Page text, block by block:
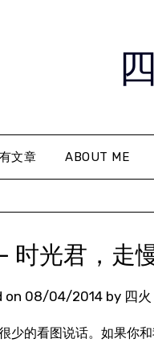
文章 ABOUT ME
时光君，走
on 08/04/2014by 四火
少的看图说话。如果你